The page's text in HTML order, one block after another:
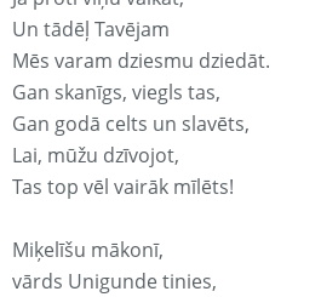
Un tādēļ Tavējam
Mēs varam dziesmu dziedāt.
Gan skanīgs, viegls tas,
Gan godā celts un slavēts,
Lai, mūžu dzīvojot,
Tas top vēl vairāk mīlēts!
Miķelīšu mākonī,
vārds Unigunde tinies,